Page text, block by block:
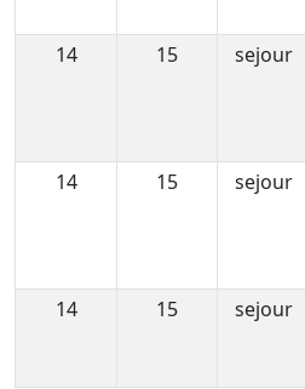
14
15 sejour
14
15 sejour
14
15 sejour